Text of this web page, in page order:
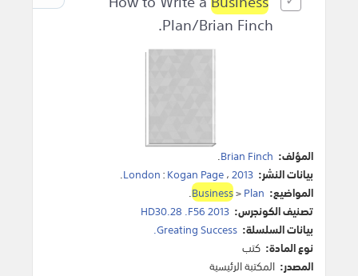
Plan/Brian Finch.
المؤلف: Brian Finch
.
بيانات النشر:
London:Kogan Page،2013
.
المواضيع:
Business>Plan
.
تصنيف الكونجرس: HD30.28 .F56 2013
بيانات السلسلة: Greating Success.
نوع المادة: كتب
المصدر: المكتبة الرئيسية